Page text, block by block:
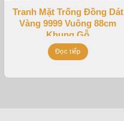
Tranh Mặt Trống Đồng Dát
Vàng 9999 Vuông 88cm
Khung Gỗ
Đọc tiếp